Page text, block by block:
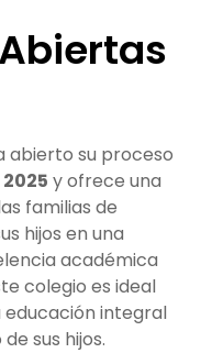
abierto su proceso
y ofrece una
familias de
hijos en una
académica
colegio es ideal
educación integral
sus hijos.